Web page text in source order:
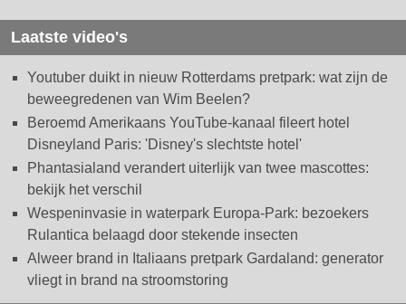
Laatste video's
Youtuber duikt in nieuw Rotterdams pretpark: wat zijn de
beweegredenen van Wim Beelen?
Beroemd Amerikaans YouTube-kanaal fileert hotel
Disneyland Paris: 'Disney's slechtste hotel'
Phantasialand verandert uiterlijk van twee mascottes:
bekijk het verschil
Wespeninvasie in waterpark Europa-Park: bezoekers
Rulantica belaagd door stekende insecten
Alweer brand in Italiaans pretpark Gardaland: generator
vliegt in brand na stroomstoring